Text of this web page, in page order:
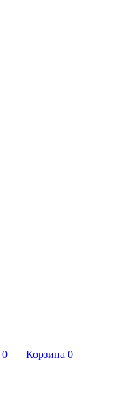
0 Корзина 0